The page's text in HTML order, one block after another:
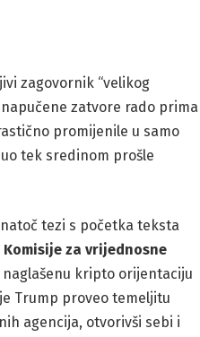
zagovornik “velikog
zatvore rado prima
promijenile u samo
tek sredinom prošle
tezi s početka teksta
Komisije za vrijednosne
kripto orijentaciju
Trump proveo temeljitu
agencija, otvorivši sebi i